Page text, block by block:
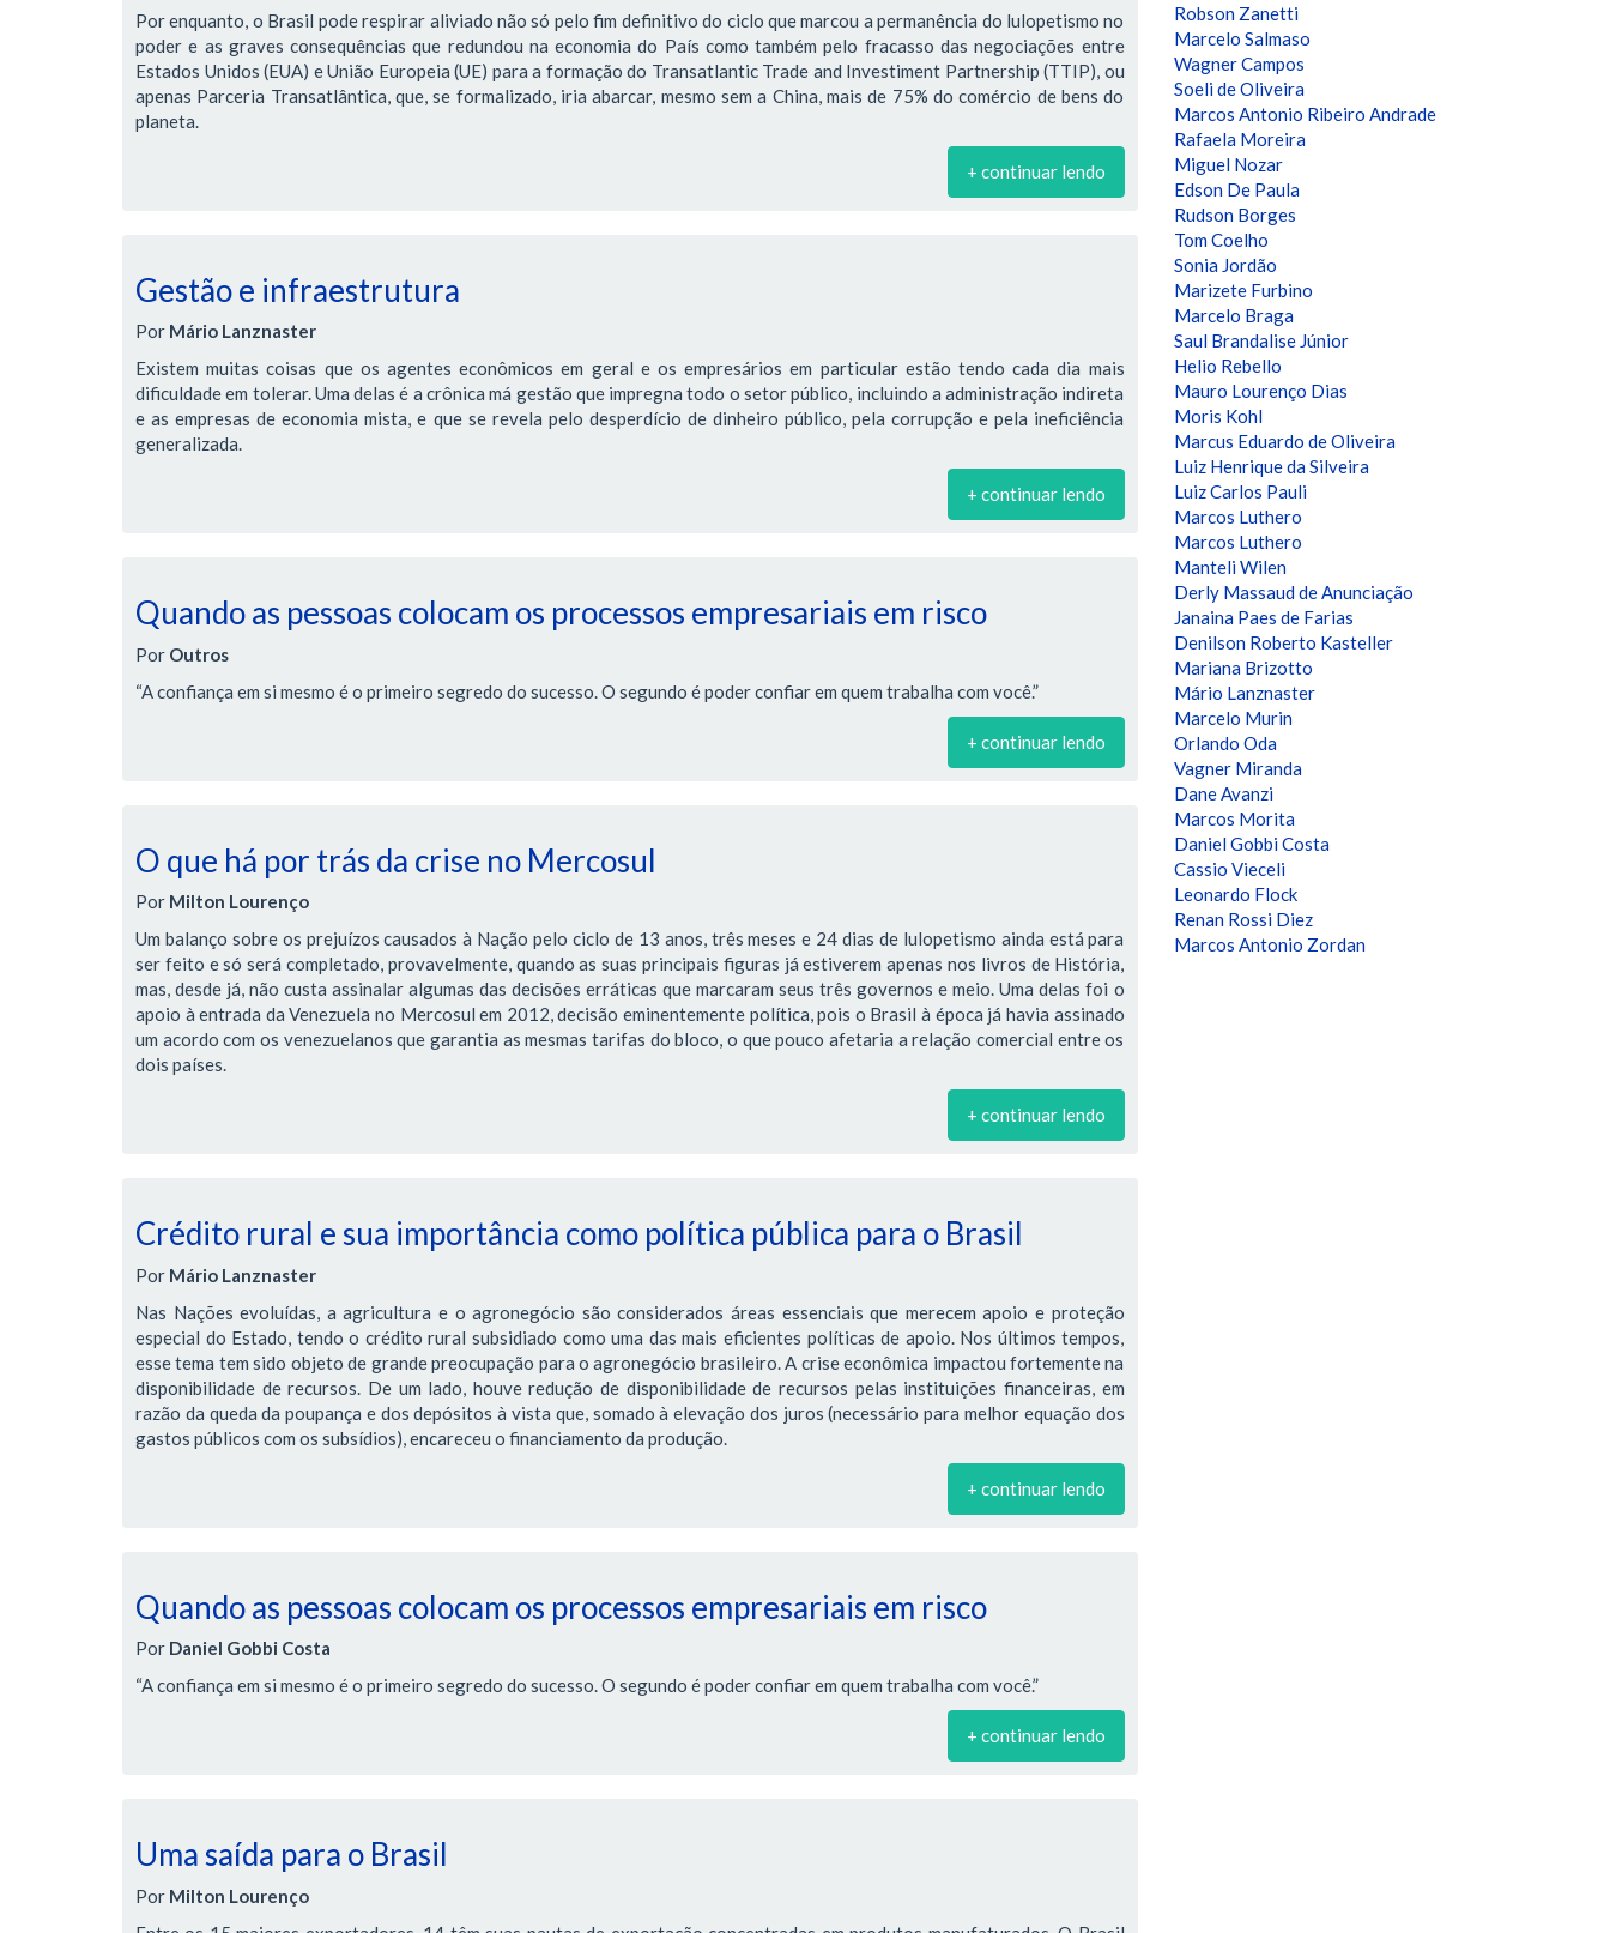
Por enquanto, o Brasil pode respirar aliviado não só pelo fim definitivo do ciclo que marcou a permanência do lulopetismo no
poder e as graves consequências que redundou na economia do País como também pelo fracasso das negociações entre
Estados Unidos (EUA) e União Europeia (UE) para a formação do Transatlantic Trade and Investiment Partnership (TTIP), ou
apenas Parceria Transatlântica, que, se formalizado, iria abarcar, mesmo sem a China, mais de 75% do comércio de bens do
planeta.
+ continuar lendo
Gestão e infraestrutura
Por Mário Lanznaster
Existem muitas coisas que os agentes econômicos em geral e os empresários em particular estão tendo cada dia mais
dificuldade em tolerar. Uma delas é a crônica má gestão que impregna todo o setor público, incluindo a administração indireta
e as empresas de economia mista, e que se revela pelo desperdício de dinheiro público, pela corrupção e pela ineficiência
generalizada.
+ continuar lendo
Quando as pessoas colocam os processos empresariais em risco
Por Outros
“A confiança em si mesmo é o primeiro segredo do sucesso. O segundo é poder confiar em quem trabalha com você.”
+ continuar lendo
O que há por trás da crise no Mercosul
Por Milton Lourenço
Um balanço sobre os prejuízos causados à Nação pelo ciclo de 13 anos, três meses e 24 dias de lulopetismo ainda está para
ser feito e só será completado, provavelmente, quando as suas principais figuras já estiverem apenas nos livros de História,
mas, desde já, não custa assinalar algumas das decisões erráticas que marcaram seus três governos e meio. Uma delas foi o
apoio à entrada da Venezuela no Mercosul em 2012, decisão eminentemente política, pois o Brasil à época já havia assinado
um acordo com os venezuelanos que garantia as mesmas tarifas do bloco, o que pouco afetaria a relação comercial entre os
dois países.
+ continuar lendo
Crédito rural e sua importância como política pública para o Brasil
Por Mário Lanznaster
Nas Nações evoluídas, a agricultura e o agronegócio são considerados áreas essenciais que merecem apoio e proteção
especial do Estado, tendo o crédito rural subsidiado como uma das mais eficientes políticas de apoio. Nos últimos tempos,
esse tema tem sido objeto de grande preocupação para o agronegócio brasileiro. A crise econômica impactou fortemente na
disponibilidade de recursos. De um lado, houve redução de disponibilidade de recursos pelas instituições financeiras, em
razão da queda da poupança e dos depósitos à vista que, somado à elevação dos juros (necessário para melhor equação dos
gastos públicos com os subsídios), encareceu o financiamento da produção.
+ continuar lendo
Quando as pessoas colocam os processos empresariais em risco
Por Daniel Gobbi Costa
“A confiança em si mesmo é o primeiro segredo do sucesso. O segundo é poder confiar em quem trabalha com você.”
+ continuar lendo
Uma saída para o Brasil
Por Milton Lourenço
Robson Zanetti
Marcelo Salmaso
Wagner Campos
Soeli de Oliveira
Marcos Antonio Ribeiro Andrade
Rafaela Moreira
Miguel Nozar
Edson De Paula
Rudson Borges
Tom Coelho
Sonia Jordão
Marizete Furbino
Marcelo Braga
Saul Brandalise Júnior
Helio Rebello
Mauro Lourenço Dias
Moris Kohl
Marcus Eduardo de Oliveira
Luiz Henrique da Silveira
Luiz Carlos Pauli
Marcos Luthero
Marcos Luthero
Manteli Wilen
Derly Massaud de Anunciação
Janaina Paes de Farias
Denilson Roberto Kasteller
Mariana Brizotto
Mário Lanznaster
Marcelo Murin
Orlando Oda
Vagner Miranda
Dane Avanzi
Marcos Morita
Daniel Gobbi Costa
Cassio Vieceli
Leonardo Flock
Renan Rossi Diez
Marcos Antonio Zordan